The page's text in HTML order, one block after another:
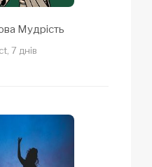
Мудрість
7 днів